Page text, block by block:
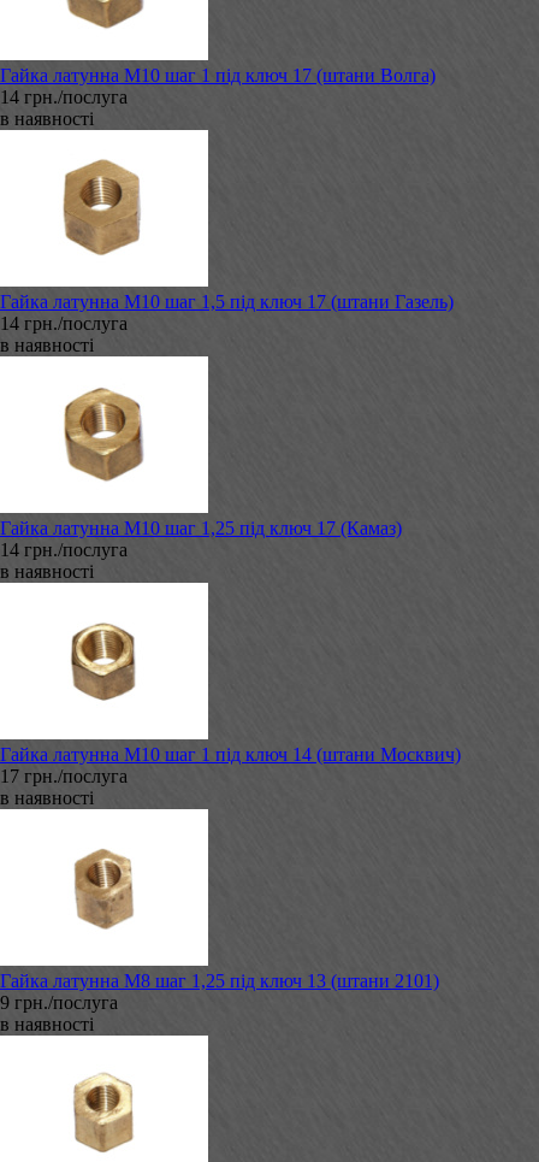
Гайка латунна М10 шаг 1 під ключ 17 (штани Волга)
14 грн./послуга
в наявності
Гайка латунна М10 шаг 1,5 під ключ 17 (штани Газель)
14 грн./послуга
в наявності
Гайка латунна М10 шаг 1,25 під ключ 17 (Камаз)
14 грн./послуга
в наявності
Гайка латунна М10 шаг 1 під ключ 14 (штани Москвич)
17 грн./послуга
в наявності
Гайка латунна М8 шаг 1,25 під ключ 13 (штани 2101)
9 грн./послуга
в наявності